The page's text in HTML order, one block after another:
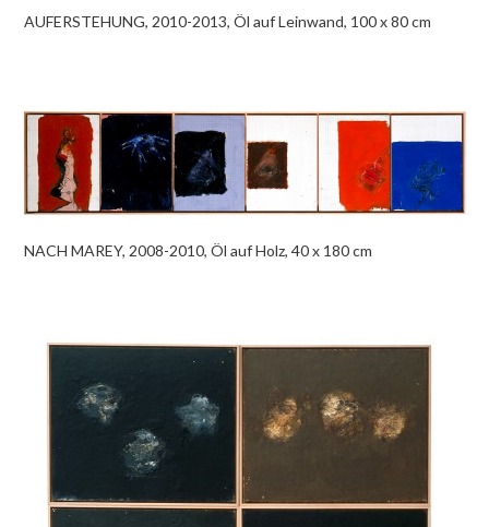
AUFERSTEHUNG, 2010-2013, Öl auf Leinwand, 100 x 80 cm
NACH MAREY, 2008-2010, Öl auf Holz, 40 x 180 cm